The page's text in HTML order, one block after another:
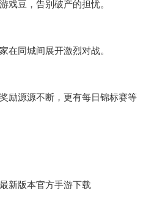
戏豆，告别破产的担忧。
在同城间展开激烈对战。
励源源不断，更有每日锦标赛等